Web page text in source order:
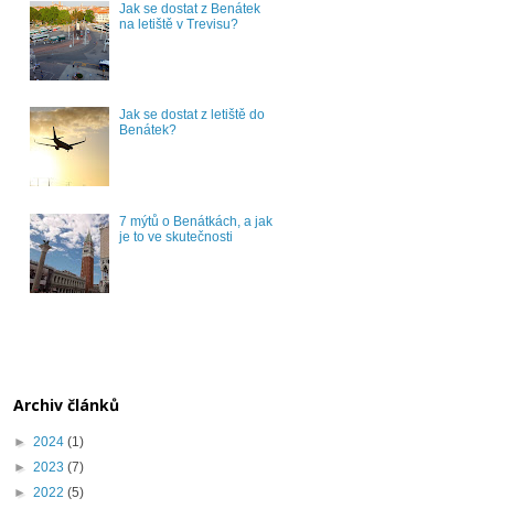
Jak se dostat z Benátek
na letiště v Trevisu?
Jak se dostat z letiště do
Benátek?
7 mýtů o Benátkách, a jak
je to ve skutečnosti
Archiv článků
► 2024 (1)
► 2023 (7)
► 2022 (5)